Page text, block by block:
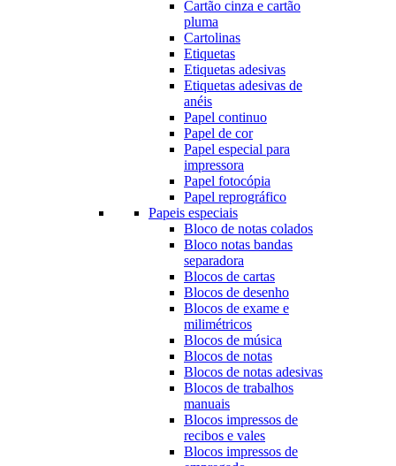
Cartão cinza e cartão
pluma
Cartolinas
Etiquetas
Etiquetas adesivas
Etiquetas adesivas de
anéis
Papel continuo
Papel de cor
Papel especial para
impressora
Papel fotocópia
Papel reprográfico
Papeis especiais
Bloco de notas colados
Bloco notas bandas
separadora
Blocos de cartas
Blocos de desenho
Blocos de exame e
milimétricos
Blocos de música
Blocos de notas
Blocos de notas adesivas
Blocos de trabalhos
manuais
Blocos impressos de
recibos e vales
Blocos impressos de